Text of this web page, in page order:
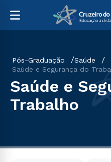
Pós-Graduação
Saúde
Saúde e Segurança do
Saúde e
Trabalho